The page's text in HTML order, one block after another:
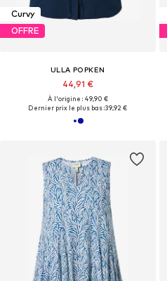
Curvy
OFFRE
ULLA POPKEN
44,91 €
À l'origine : 49,90 €
Dernier prix le plus bas :39,92 €